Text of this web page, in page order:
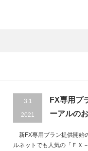
3.1
2021
FX専用
ーアルの
新FX専用プラン提供開
ルネットでも人気の「ＦＸ